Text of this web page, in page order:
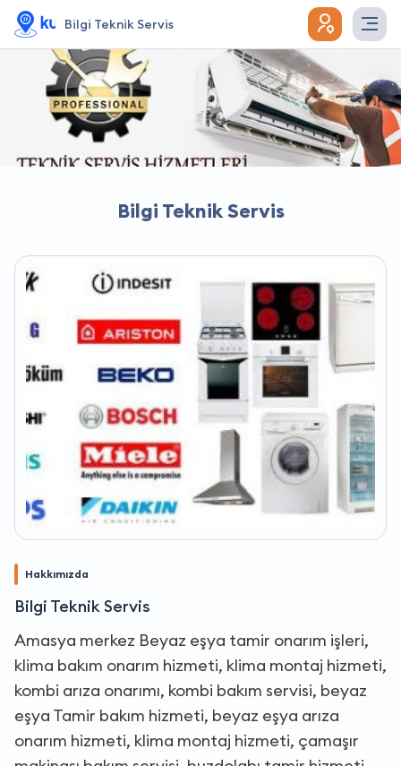
Bilgi Teknik Servis
Bilgi Teknik Servis
Hakkımızda
Bilgi Teknik Servis
Amasya merkez Beyaz eşya tamir onarım işleri,
klima bakım onarım hizmeti, klima montaj hizmeti,
kombi arıza onarımı, kombi bakım servisi, beyaz
eşya Tamir bakım hizmeti, beyaz eşya arıza
onarım hizmeti, klima montaj hizmeti, çamaşır